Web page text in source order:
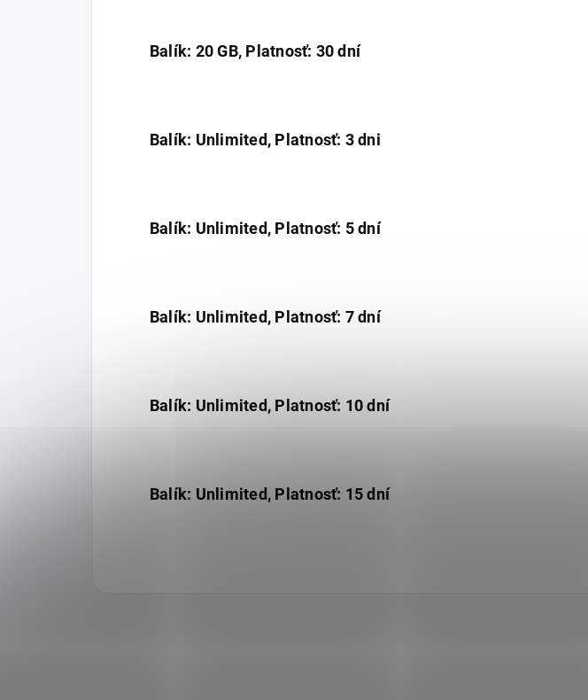
Balík: 20 GB, Platnosť: 30 dní
Balík: Unlimited, Platnosť: 3 dni
Balík: Unlimited, Platnosť: 5 dní
Balík: Unlimited, Platnosť: 7 dní
Balík: Unlimited, Platnosť: 10 dní
Balík: Unlimited, Platnosť: 15 dní